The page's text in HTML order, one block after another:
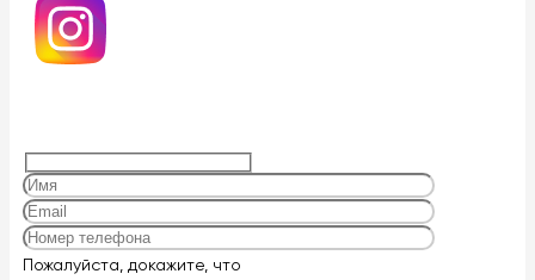
Оставьте
Пожалуйста, докажите, что